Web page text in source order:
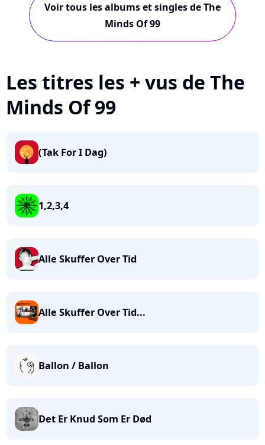
Voir tous les albums et singles de The
Minds Of 99
Les titres les + vus de The
Minds Of 99
(Tak For I Dag)
1,2,3,4
Alle Skuffer Over Tid
Alle Skuffer Over Tid...
Ballon / Ballon
Det Er Knud Som Er Død